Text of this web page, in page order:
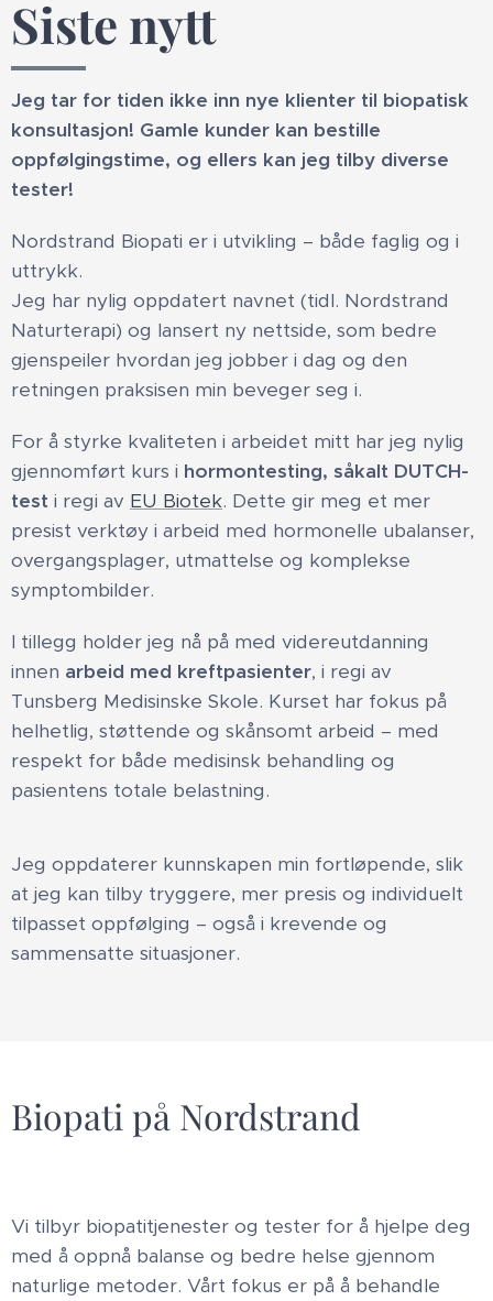
Siste nytt
Jeg tar for tiden ikke inn nye klienter til biopatisk
konsultasjon! Gamle kunder kan bestille
oppfølgingstime, og ellers kan jeg tilby diverse
tester!
Nordstrand Biopati er i utvikling – både faglig og i
uttrykk.
Jeg har nylig oppdatert navnet (tidl. Nordstrand
Naturterapi) og lansert ny nettside, som bedre
gjenspeiler hvordan jeg jobber i dag og den
retningen praksisen min beveger seg i.
For å styrke kvaliteten i arbeidet mitt har jeg nylig
gjennomført kurs i hormontesting, såkalt DUTCH-
test i regi av EU Biotek. Dette gir meg et mer
presist verktøy i arbeid med hormonelle ubalanser,
overgangsplager, utmattelse og komplekse
symptombilder.
I tillegg holder jeg nå på med videreutdanning
innen arbeid med kreftpasienter, i regi av
Tunsberg Medisinske Skole. Kurset har fokus på
helhetlig, støttende og skånsomt arbeid – med
respekt for både medisinsk behandling og
pasientens totale belastning.
Jeg oppdaterer kunnskapen min fortløpende, slik
at jeg kan tilby tryggere, mer presis og individuelt
tilpasset oppfølging – også i krevende og
sammensatte situasjoner.
Biopati på Nordstrand
Vi tilbyr biopatitjenester og tester for å hjelpe deg
med å oppnå balanse og bedre helse gjennom
naturlige metoder. Vårt fokus er på å behandle